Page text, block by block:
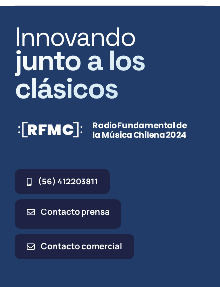
Innovando
junto a los
clásicos
(56) 412203811
Contacto prensa
Contacto comercial